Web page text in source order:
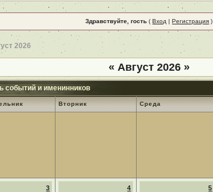
Здравствуйте, гость (Вход |Регистрация )
2026
« Август 2026 »
событий и именинников
Вторник Среда
3
4
5